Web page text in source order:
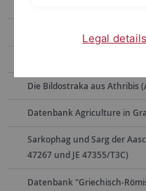
Das Alexandersanktuar
Die Bildostraka aus Athribis
Datenbank Agriculture in
Sarkophag und Sarg der
47267 und JE 47355/T3C)
Datenbank "Griechisch-
Legal details